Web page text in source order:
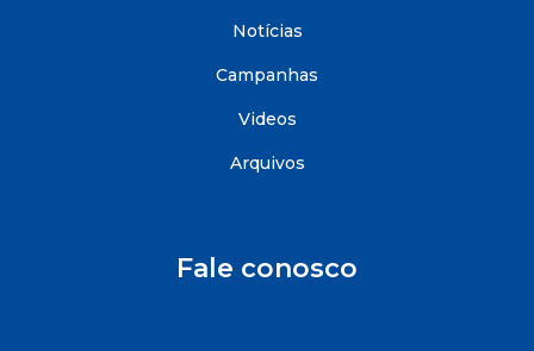
Notícias
Campanhas
Videos
Arquivos
Fale conosco